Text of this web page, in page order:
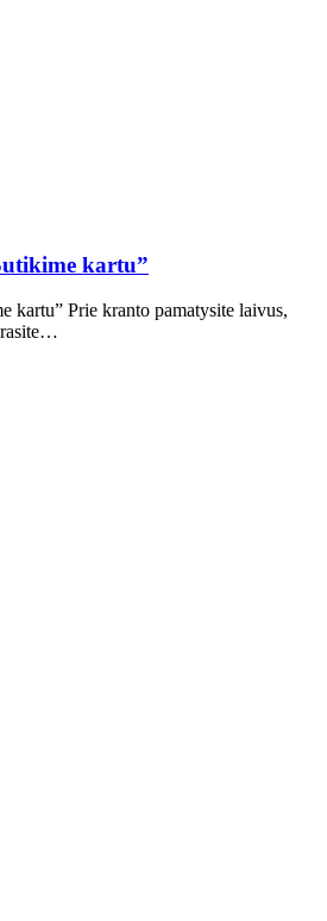
kartu”
kartu” Prie kranto pamatysite laivus,